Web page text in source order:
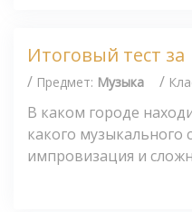
Итоговый тест за
/ Предмет: Музыка /
В каком городе
какого музыкального
импровизация и